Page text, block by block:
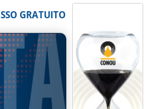
GRATUITO